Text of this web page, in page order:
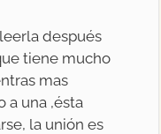
después
tiene mucho
mas
a una ,ésta
la unión es